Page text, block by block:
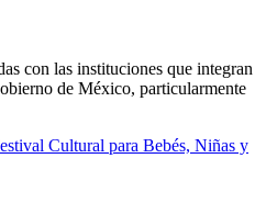
con las instituciones que integran
de México, particularmente